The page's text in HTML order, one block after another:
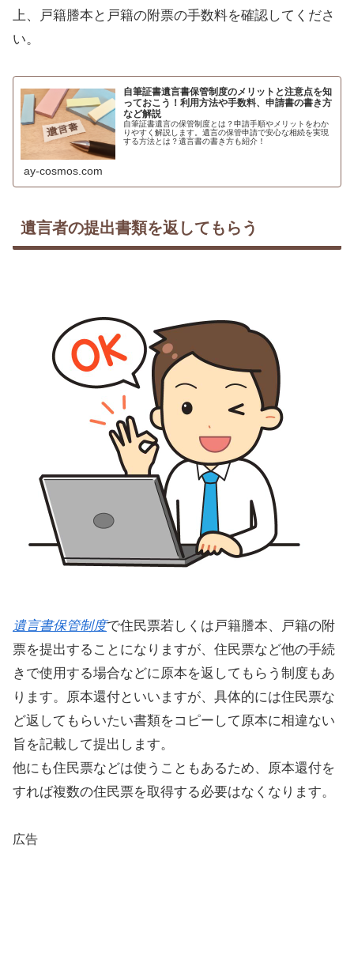
上、戸籍謄本と戸籍の附票の手数料を確認してくださ
い。
自筆証書遺言書保管制度のメリットと注意点を知
っておこう！利用方法や手数料、申請書の書き方
など解説
自筆証書遺言の保管制度とは？申請手順やメリットをわか
りやすく解説します。遺言の保管申請で安心な相続を実現
する方法とは？遺言書の書き方も紹介！
ay-cosmos.com
遺言者の提出書類を返してもらう
遺言書保管制度で住民票若しくは戸籍謄本、戸籍の附
票を提出することになりますが、住民票など他の手続
きで使用する場合などに原本を返してもらう制度もあ
ります。原本還付といいますが、具体的には住民票な
ど返してもらいたい書類をコピーして原本に相違ない
旨を記載して提出します。
他にも住民票などは使うこともあるため、原本還付を
すれば複数の住民票を取得する必要はなくなります。
広告